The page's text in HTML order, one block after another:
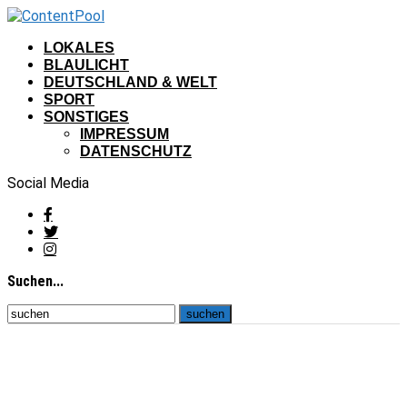
LOKALES
BLAULICHT
DEUTSCHLAND & WELT
SPORT
SONSTIGES
IMPRESSUM
DATENSCHUTZ
Social Media
Suchen...